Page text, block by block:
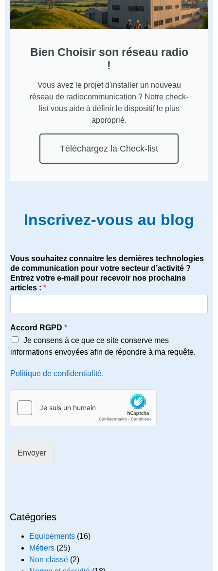
Bien Choisir son réseau radio
!
Vous avez le projet d'installer un nouveau
réseau de radiocommunication ? Notre check-
list vous aide à définir le dispositif le plus
approprié.
Téléchargez la Check-list
Inscrivez-vous au blog
Vous souhaitez connaitre les dernières technologies
de communication pour votre secteur d’activité ?
Entrez votre e-mail pour recevoir nos prochains
articles : *
Accord RGPD *
Je consens à ce que ce site conserve mes
informations envoyées afin de répondre à ma requête.
Politique de confidentialité.
Envoyer
Catégories
Equipements (16)
Métiers (25)
Non classé (2)